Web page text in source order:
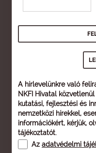
A hírlevelünkre való
NKFI Hivatal
kutatási, fejlesztési és
nemzetközi hírekkel,
információkért, kérjük,
tájékoztatót.
Az adatvédelmi